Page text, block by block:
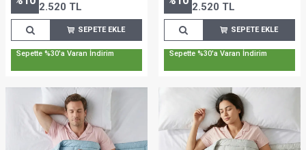
2.520 TL
SEPETE EKLE
Sepette %30'a Varan İndirim
2.520 TL
SEPETE EKLE
Sepette %30'a Varan İndirim